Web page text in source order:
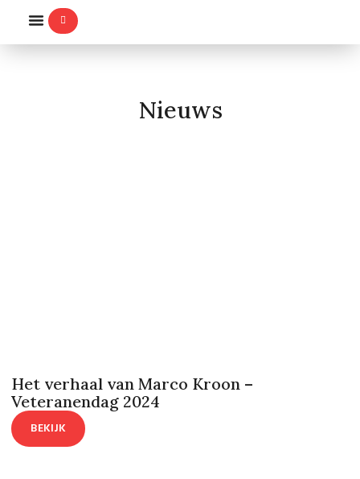
Nieuws
Het verhaal van Marco Kroon –
Veteranendag 2024
BEKIJK